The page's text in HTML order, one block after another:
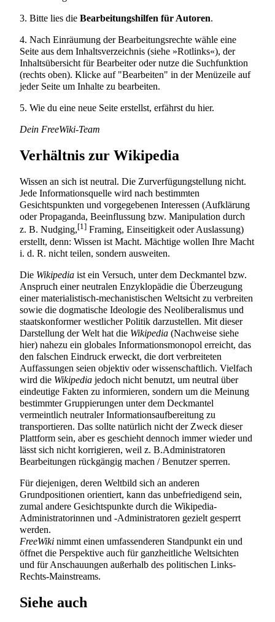
3. Bitte lies die Bearbeitungshilfen für Autoren.
4. Nach Einräumung der Bearbeitungsrechte wähle eine
Seite aus dem Inhaltsverzeichnis (siehe »Rotlinks«), der
Inhaltsübersicht für Bearbeiteroder nutze die Suchfunktion
(rechts oben). Klicke auf "Bearbeiten" in der Menüzeile auf
jeder Seite um Inhalte zu bearbeiten.
5. Wie du eine neue Seite erstellst, erfährst du hier.
Dein FreeWiki-Team
Verhältnis zur Wikipedia
Wissen an sich ist neutral. Die Zur­ver­fü­gung­stel­lung nicht.
Jede Informationsquelle wird nach bestimmten
Gesichtspunkten und vorgegebenen Interessen (Aufklärung
oderPropaganda, Beeinflussung bzw. Manipulation durch
z. B. Nudging,[1] Framing, Einseitigkeit oder Auslassung)
erstellt, denn: Wissen ist Macht. Mächtige wollen Ihre Macht
i. d. R. nicht teilen, sondern ausweiten.
Die Wikipedia ist ein Versuch, unter dem Deckmantel bzw.
Anspruch einer neutralen Enzyklopädie die Überzeugung
einer materialistisch-mechanistischen Weltsicht zu verbreiten
sowie die dogmatische Ideologie des Neoliberalismus und
staatskonformer westlicher Politik darzustellen. Mit dieser
Darstellung der Welt hat die Wikipedia (Nachweise siehe
hier) nahezu ein globales Informationsmonopol erreicht, das
den falschen Eindruck erweckt, die dort verbreiteten
Auffassungen seien objektiv oder wissenschaftlich. Vielfach
wird die Wikipedia jedoch nicht benutzt, um neutral über
eindeutige Fakten zu informieren, sondern um die Meinung
bestimmter Gruppierungen unter dem Deckmantel
vermeintlich neutraler Informationsaufbereitung zu
transportieren. Das sollte natürlich nicht der Zweck dieser
Plattform sein, aber es geschieht dennoch immer wieder und
lässt sich nicht korrigieren, weil z. B.Administratoren
Bearbeitungen rückgängig machen / Benutzer sperren.
Für diejenigen, deren Weltbild sich an anderen
Grundpositionen orientiert, kann das unbefriedigend sein,
zumal andere Gesichtspunkte durch die Wikipedia-
Administratorinnen und -Administratoren gezielt gesperrt
werden.
FreeWiki nimmt einen umfassenderen Standpunkt ein und
öffnet die Perspektive auch für ganzheitliche Weltsichten
und für Anschauungen außerhalb des politischen Links-
Rechts-Mainstreams.
Siehe auch